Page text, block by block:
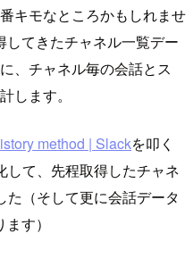
キモなところかもしれませ
てきたチャネル一覧デー
、チャネル毎の会話とス
します。
method | Slackを叩く
して、先程取得したチャネ
（そして更に会話データ
す）